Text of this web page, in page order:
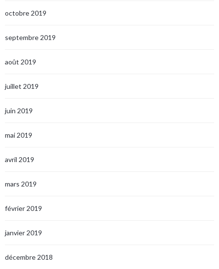
octobre 2019
septembre 2019
août 2019
juillet 2019
juin 2019
mai 2019
avril 2019
mars 2019
février 2019
janvier 2019
décembre 2018